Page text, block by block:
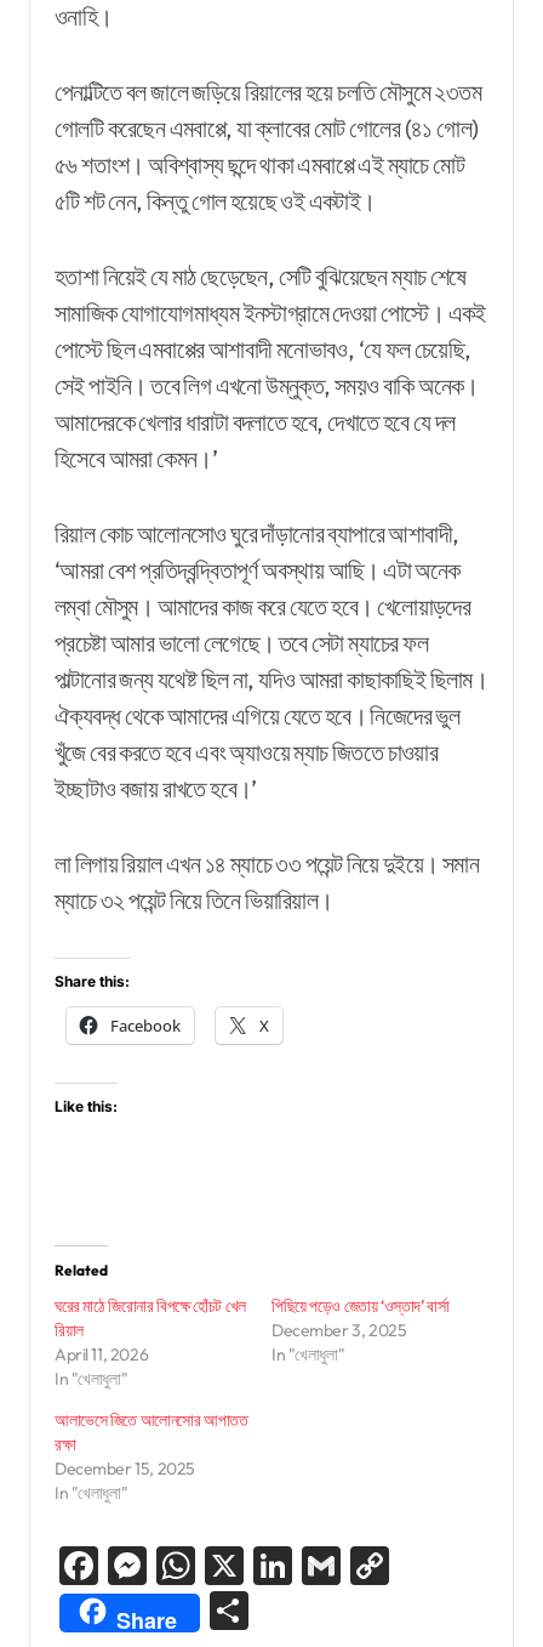
ওনাহি।
পেনাল্টিতে বল জালে জড়িয়ে রিয়ালের হয়ে চলতি মৌসুমে ২৩তম
গোলটি করেছেন এমবাপ্পে, যা ক্লাবের মোট গোলের (৪১ গোল)
৫৬ শতাংশ। অবিশ্বাস্য ছন্দে থাকা এমবাপ্পে এই ম্যাচে মোট
৫টি শট নেন, কিন্তু গোল হয়েছে ওই একটাই।
হতাশা নিয়েইযেমাঠ ছেড়েছেন, সেটি বুঝিয়েছেন ম্যাচ শেষে
সামাজিক যোগাযোগমাধ্যম ইনস্টাগ্রামে দেওয়া পোস্টে। একই
পোস্টে ছিল এমবাপ্পের আশাবাদী মনোভাবও, ‘যে ফল চেয়েছি,
সেই পাইনি। তবে লিগ এখনো উম্নুক্ত, সময়ও বাকি অনেক।
আমাদেরকে খেলার ধারাটা বদলাতে হবে, দেখাতে হবে যে দল
হিসেবে আমরা কেমন।’
রিয়াল কোচ আলোনসোও ঘুরে দাঁড়ানোর ব্যাপারে আশাবাদী,
‘আমরা বেশ প্রতিদ্বন্দ্বিতাপূর্ণ অবস্থায় আছি। এটা অনেক
লম্বা মৌসুম। আমাদের কাজ করে যেতে হবে। খেলোয়াড়দের
প্রচেষ্টা আমার ভালো লেগেছে। তবে সেটা ম্যাচের ফল
পাল্টানোর জন্য যথেষ্ট ছিল না, যদিও আমরা কাছাকাছিই ছিলাম।
ঐক্যবদ্ধ থেকে আমাদের এগিয়ে যেতে হবে। নিজেদের ভুল
খুঁজে বের করতে হবে এবং অ্যাওয়ে ম্যাচ জিততে চাওয়ার
ইচ্ছাটাও বজায় রাখতে হবে।’
লা লিগায় রিয়াল এখন ১৪ ম্যাচে ৩৩ পয়েন্ট নিয়ে দুইয়ে। সমান
ম্যাচে ৩২ পয়েন্ট নিয়ে তিনে ভিয়ারিয়াল।
Share this:
Facebook X
Like this:
Related
ঘরের মাঠে জিরোনার বিপক্ষে হোঁচট খেল
রিয়াল
April 11, 2026
In "খেলাধুলা"
পিছিয়ে পড়েও জেতায় ‘ওস্তাদ’ বার্সা
December 3, 2025
In "খেলাধুলা"
আলাভেসে জিতে আলোনসোর আপাতত
রক্ষা
December 15, 2025
In "খেলাধুলা"
Facebook
Messenger
WhatsApp
X LinkedIn
Gmail
Share